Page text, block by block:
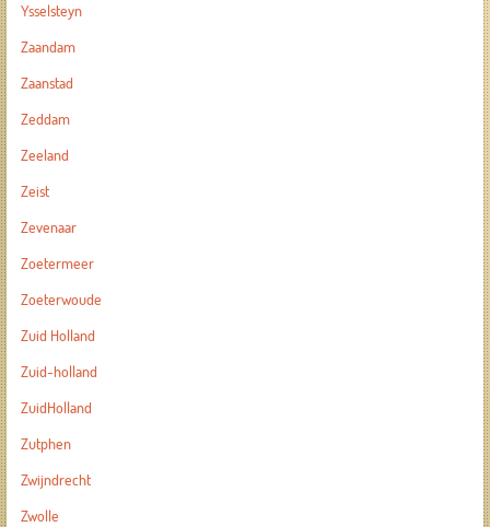
Ysselsteyn
Zaandam
Zaanstad
Zeddam
Zeeland
Zeist
Zevenaar
Zoetermeer
Zoeterwoude
Zuid Holland
Zuid-holland
ZuidHolland
Zutphen
Zwijndrecht
Zwolle